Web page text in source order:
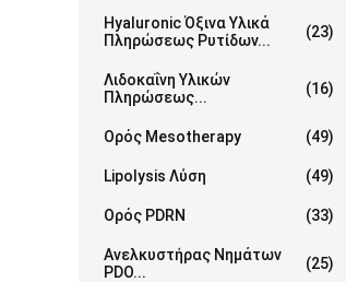
Hyaluronic Όξινα Υλικά
Πληρώσεως Ρυτίδων...
(23)
Λιδοκαΐνη Υλικών
Πληρώσεως...
(16)
Ορός Mesotherapy (49)
Lipolysis Λύση (49)
Ορός PDRN (33)
Ανελκυστήρας Νημάτων
PDO...
(25)